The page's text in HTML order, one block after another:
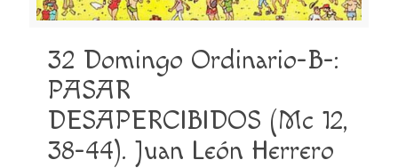
32 Domingo Ordinario-B-:
PASAR
DESAPERCIBIDOS (Mc 12,
38-44). Juan León Herrero